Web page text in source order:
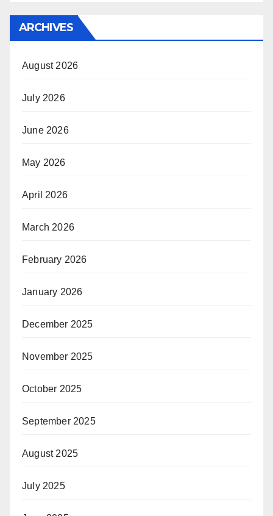
ARCHIVES
August 2026
July 2026
June 2026
May 2026
April 2026
March 2026
February 2026
January 2026
December 2025
November 2025
October 2025
September 2025
August 2025
July 2025